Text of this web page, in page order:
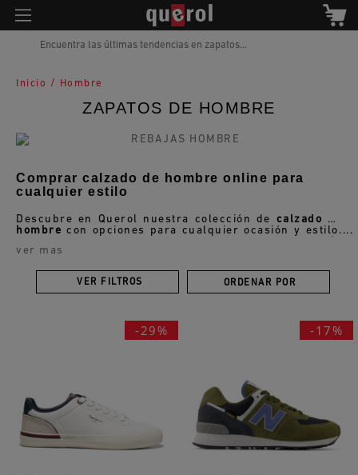
Encuentra las últimas tendencias en zapatos...
Inicio / Hombre
ZAPATOS DE HOMBRE
Comprar calzado de hombre online para
cualquier estilo
Descubre en Querol nuestra colección de calzado de
hombre con opciones para cualquier ocasión y estilo.
hombre
de calidad y la comodidad que necesitas en tu día a
ver mas
VER FILTROS ORDENAR POR
-29% -17%